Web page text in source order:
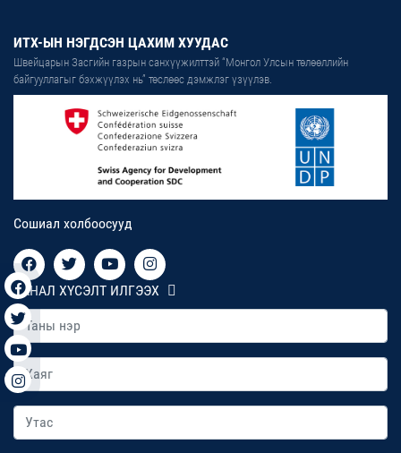
ИТХ-ЫН НЭГДСЭН ЦАХИМ ХУУДАС
Швейцарын Засгийн газрын санхүүжилттэй “Монгол Улсын төлөөллийн
байгууллагыг бэхжүүлэх нь” төслөөс дэмжлэг үзүүлэв.
Сошиал холбоосууд
САНАЛ ХҮСЭЛТ ИЛГЭЭХ